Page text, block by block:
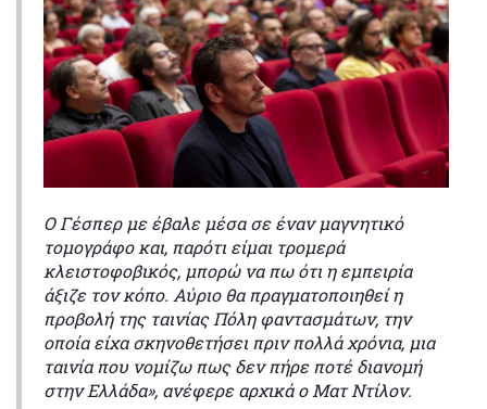
Ο Γέσπερ με έβαλε μέσα σε έναν μαγνητικό
τομογράφο και, παρότι είμαι τρομερά
κλειστοφοβικός, μπορώ να πω ότι η εμπειρία
άξιζε τον κόπο. Αύριο θα πραγματοποιηθεί η
προβολή της ταινίας Πόλη φαντασμάτων, την
οποία είχα σκηνοθετήσει πριν πολλά χρόνια, μια
ταινία που νομίζω πως δεν πήρε ποτέ διανομή
στην Ελλάδα», ανέφερε αρχικά ο Ματ Ντίλον.